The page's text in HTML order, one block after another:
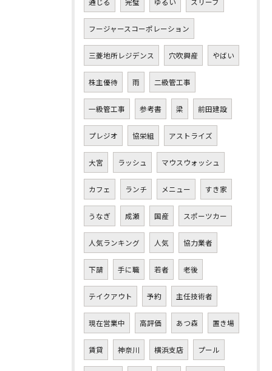
通じる 完璧 ゆるい スリーブ
フージャースコーポレーション
三菱地所レジデンス 穴吹興産 やばい
株主優待 雨 二級管工事
一級管工事 参考書 梁 前田建設
プレジオ 協栄組 アストライズ
大宮 ラッシュ マウスウォッシュ
カフェ ランチ メニュー すき家
うなぎ 成瀬 国産 スポーツカー
人気ランキング 人気 協力業者
下請 手に職 若者 老後
テイクアウト 予約 主任技術者
現在営業中 高評価 あつ森 置き場
賃貸 神奈川 横浜支店 プール